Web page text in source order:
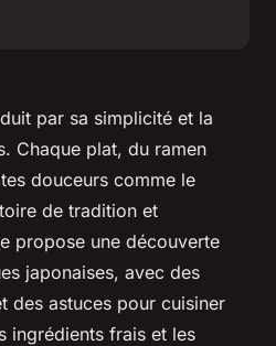
par sa simplicité et la
Chaque plat, du ramen
douceurs comme le
de tradition et
propose une découverte
japonaises, avec des
des astuces pour cuisiner
ingrédients frais et les